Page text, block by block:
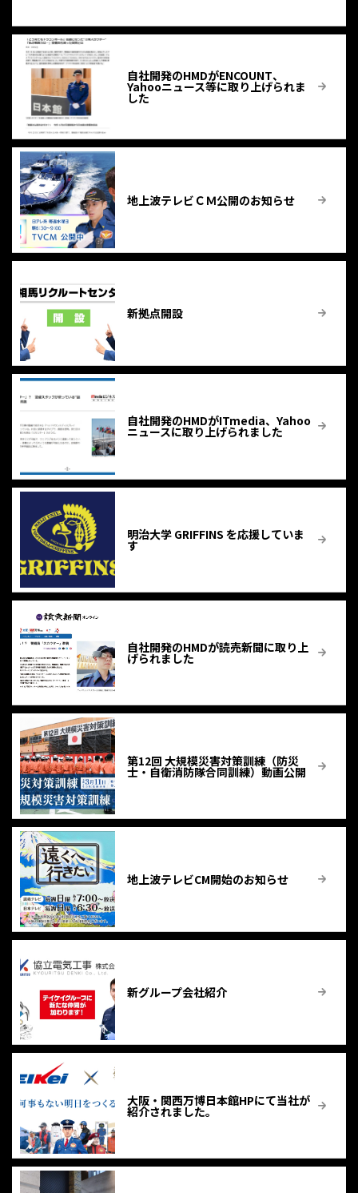
自社開発のHMDがENCOUNT、
Yahooニュース等に取り上げられま
した
地上波テレビＣＭ公開のお知らせ
新拠点開設
自社開発のHMDがITmedia、Yahoo
ニュースに取り上げられました
明治大学 GRIFFINS を応援していま
す
自社開発のHMDが読売新聞に取り上
げられました
第12回 大規模災害対策訓練（防災
士・自衛消防隊合同訓練）動画公開
地上波テレビCM開始のお知らせ
新グループ会社紹介
大阪・関西万博日本館HPにて当社が
紹介されました。